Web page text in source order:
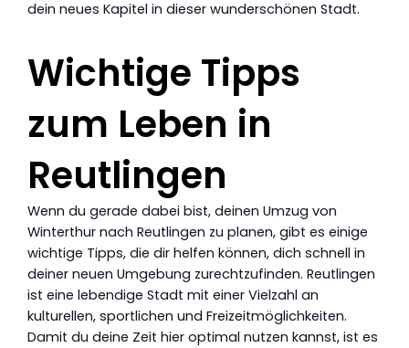
dein neues Kapitel in dieser wunderschönen Stadt.
Wichtige Tipps
zum Leben in
Reutlingen
Wenn du gerade dabei bist, deinen Umzug von
Winterthur nach Reutlingen zu planen, gibt es einige
wichtige Tipps, die dir helfen können, dich schnell in
deiner neuen Umgebung zurechtzufinden. Reutlingen
ist eine lebendige Stadt mit einer Vielzahl an
kulturellen, sportlichen und Freizeitmöglichkeiten.
Damit du deine Zeit hier optimal nutzen kannst, ist es